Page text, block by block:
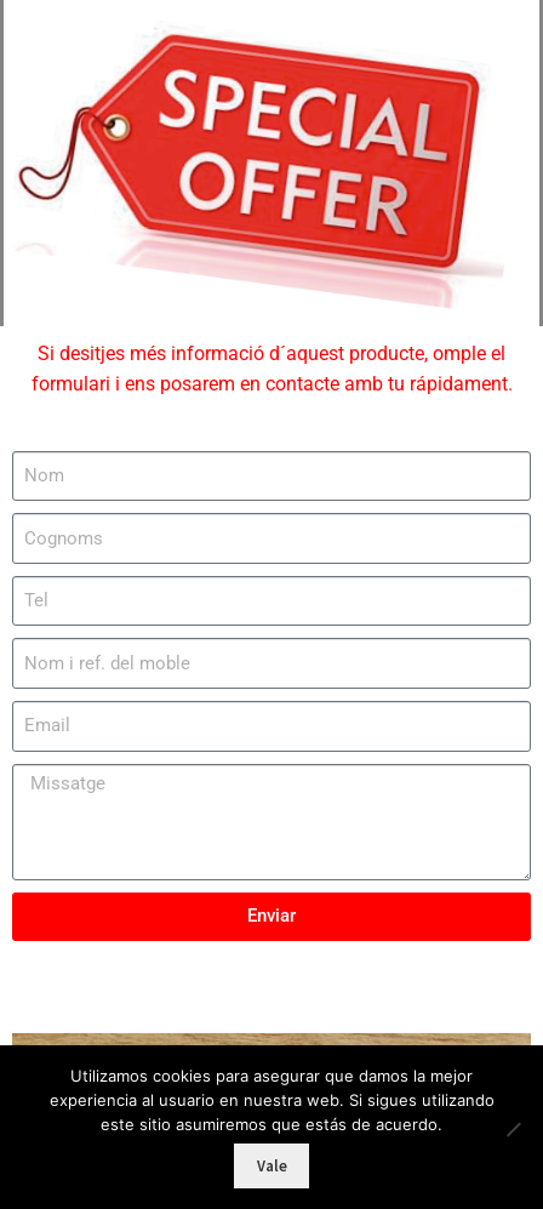
Si desitjes més informació d´aquest producte, omple el
formulari i ens posarem en contacte amb tu rápidament.
Enviar
Copyright © 2025 Mobles Elber – Tots els drets
reservats
Utilizamos cookies para asegurar que damos la mejor
experiencia al usuario en nuestra web. Si sigues utilizando
este sitio asumiremos que estás de acuerdo.
Vale